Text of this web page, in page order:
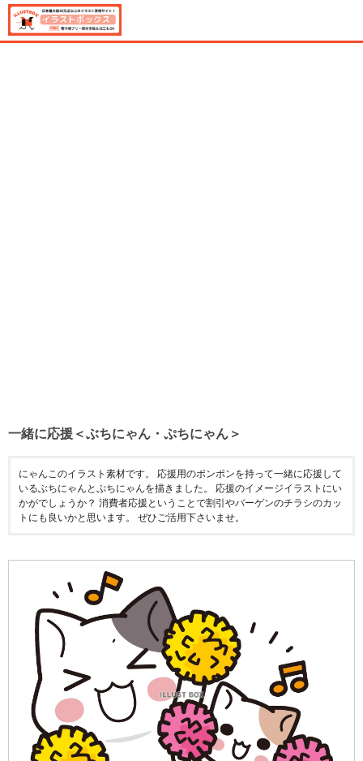
一緒に応援＜ぶちにゃん・ぷちにゃん＞
にゃんこのイラスト素材です。 応援用のポンポンを持って一緒に応援して
いるぶちにゃんとぷちにゃんを描きました。 応援のイメージイラストにい
かがでしょうか？ 消費者応援ということで割引やバーゲンのチラシのカッ
トにも良いかと思います。 ぜひご活用下さいませ。